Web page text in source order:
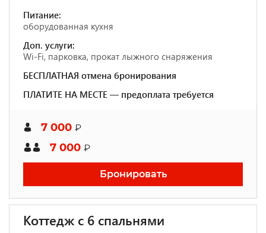
Питание:
оборудованная кухня
Доп. услуги:
Wi-Fi, парковка, прокат лыжного снаряжения
БЕСПЛАТНАЯ отмена бронирования
ПЛАТИТЕ НА МЕСТЕ — предоплата требуется
7 000 ₽
7 000 ₽
Бронировать
Коттедж с 6 спальнями